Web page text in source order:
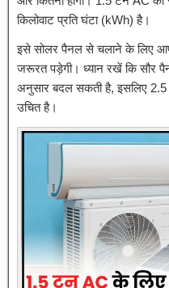
किलोवाट प्रति घंटा (kWh) है।
इसे सोलर पैनल से चलाने के लिए
जरूरत पड़ेगी। ध्यान रखें कि सौर
अनुसार बदल सकती है, इसलिए 2.5
उचित है।